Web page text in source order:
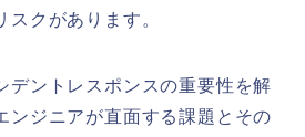
スクがあります。
デントレスポンスの重要性を解
ンジニアが直面する課題とその